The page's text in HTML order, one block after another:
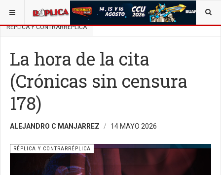
ESTÁ AQUÍ: BUSCAR UN ARTÍCULO EN POLÍTICA
RÉPLICA Y CONTRARRÉPLICA
La hora de la cita
(Crónicas sin censura
178)
ALEJANDRO C MANJARREZ 14 MAYO 2026
RÉPLICA Y CONTRARRÉPLICA